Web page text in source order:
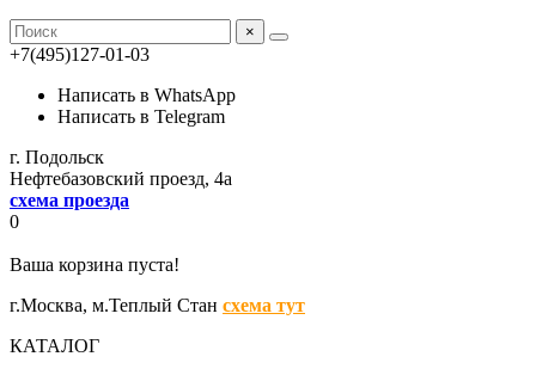
×
+7(495)127-01-03
Написать в WhatsApp
Написать в Telegram
г. Подольск
Нефтебазовский проезд, 4а
схема проезда
0
Ваша корзина пуста!
г.Москва, м.Теплый Стан схема тут
КАТАЛОГ